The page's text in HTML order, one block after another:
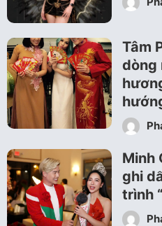
Tâm
dòng
Minh
ghi
trình